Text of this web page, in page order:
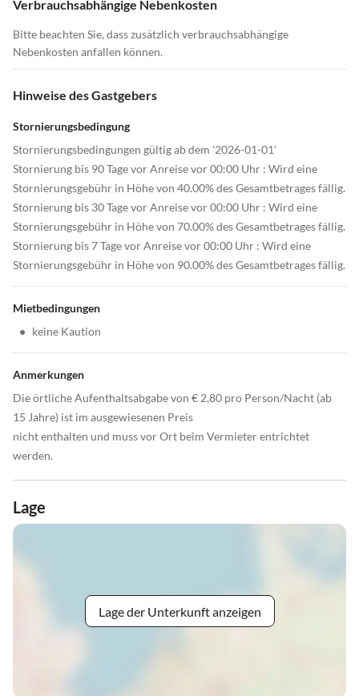
Verbrauchsabhängige Nebenkosten
Bitte beachten Sie, dass zusätzlich verbrauchsabhängige
Nebenkosten anfallen können.
Hinweise des Gastgebers
Stornierungsbedingung
Stornierungsbedingungen gültig ab dem '2026-01-01'
Stornierung bis 90 Tage vor Anreise vor 00:00 Uhr : Wird eine
Stornierungsgebühr in Höhe von 40.00% des Gesamtbetrages fällig.
Stornierung bis 30 Tage vor Anreise vor 00:00 Uhr : Wird eine
Stornierungsgebühr in Höhe von 70.00% des Gesamtbetrages fällig.
Stornierung bis 7 Tage vor Anreise vor 00:00 Uhr : Wird eine
Stornierungsgebühr in Höhe von 90.00% des Gesamtbetrages fällig.
Mietbedingungen
• keine Kaution
Anmerkungen
Die örtliche Aufenthaltsabgabe von € 2,80 pro Person/Nacht (ab
15 Jahre) ist im ausgewiesenen Preis
nicht enthalten und muss vor Ort beim Vermieter entrichtet
werden.
Lage
Lage der Unterkunft anzeigen